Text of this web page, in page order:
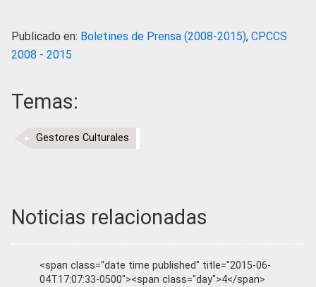
Publicado en: Boletines de Prensa (2008-2015), CPCCS
2008 - 2015
Temas:
Gestores Culturales
Noticias relacionadas
<span class="date time published" title="2015-06-
04T17:07:33-0500"><span class="day">4</span>